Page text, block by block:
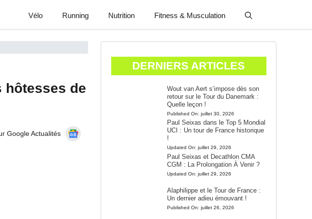
Vélo Running Nutrition Fitness & Musculation
hôtesses de
Google Actualités
DERNIERS ARTICLES
Wout van Aert s’impose dès son
retour sur le Tour du Danemark :
Quelle leçon !
Published On: juillet 30, 2026
Paul Seixas dans le Top 5 Mondial
UCI : Un tour de France historique
!
Updated On: juillet 29, 2026
Paul Seixas et Decathlon CMA
CGM : La Prolongation À Venir ?
Updated On: juillet 29, 2026
Alaphilippe et le Tour de France :
Un dernier adieu émouvant !
Published On: juillet 26, 2026